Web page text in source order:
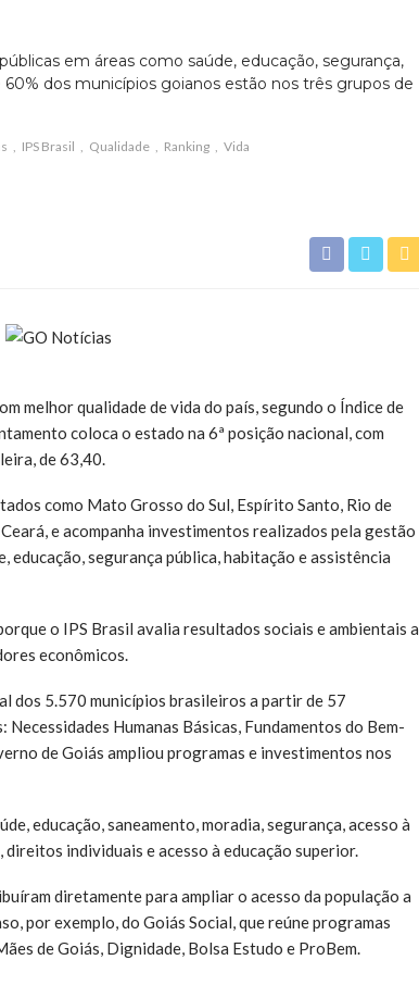
em áreas como saúde, educação, segurança,
60% dos municípios goianos estão nos três grupos de
IPS Brasil Qualidade Ranking Vida
melhor qualidade de vida do país, segundo o Índice de
coloca o estado na 6ª posição nacional, com
de 63,40.
como Mato Grosso do Sul, Espírito Santo, Rio de
e acompanha investimentos realizados pela gestão
educação, segurança pública, habitação e assistência
o IPS Brasil avalia resultados sociais e ambientais a
econômicos.
dos 5.570 municípios brasileiros a partir de 57
Humanas Básicas, Fundamentos do Bem-
de Goiás ampliou programas e investimentos nos
educação, saneamento, moradia, segurança, acesso à
individuais e acesso à educação superior.
diretamente para ampliar o acesso da população a
por exemplo, do Goiás Social, que reúne programas
de Goiás, Dignidade, Bolsa Estudo e ProBem.